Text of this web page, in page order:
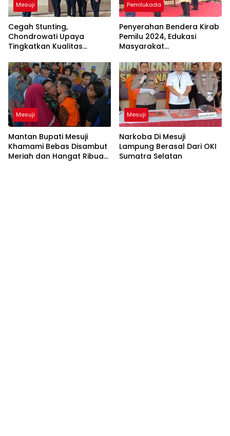
Mesuji
Cegah Stunting,
Chondrowati Upaya
Tingkatkan Kualitas
Pemilukada
Penyerahan Bendera Kirab
Pemilu 2024, Edukasi
Masyarakat
Menentukan Pilihan
Mesuji
Mantan Bupati Mesuji
Khamami Bebas Disambut
Meriah dan Hangat Ribuan
Mesuji
Narkoba Di Mesuji
Lampung Berasal Dari OKI
Sumatra Selatan